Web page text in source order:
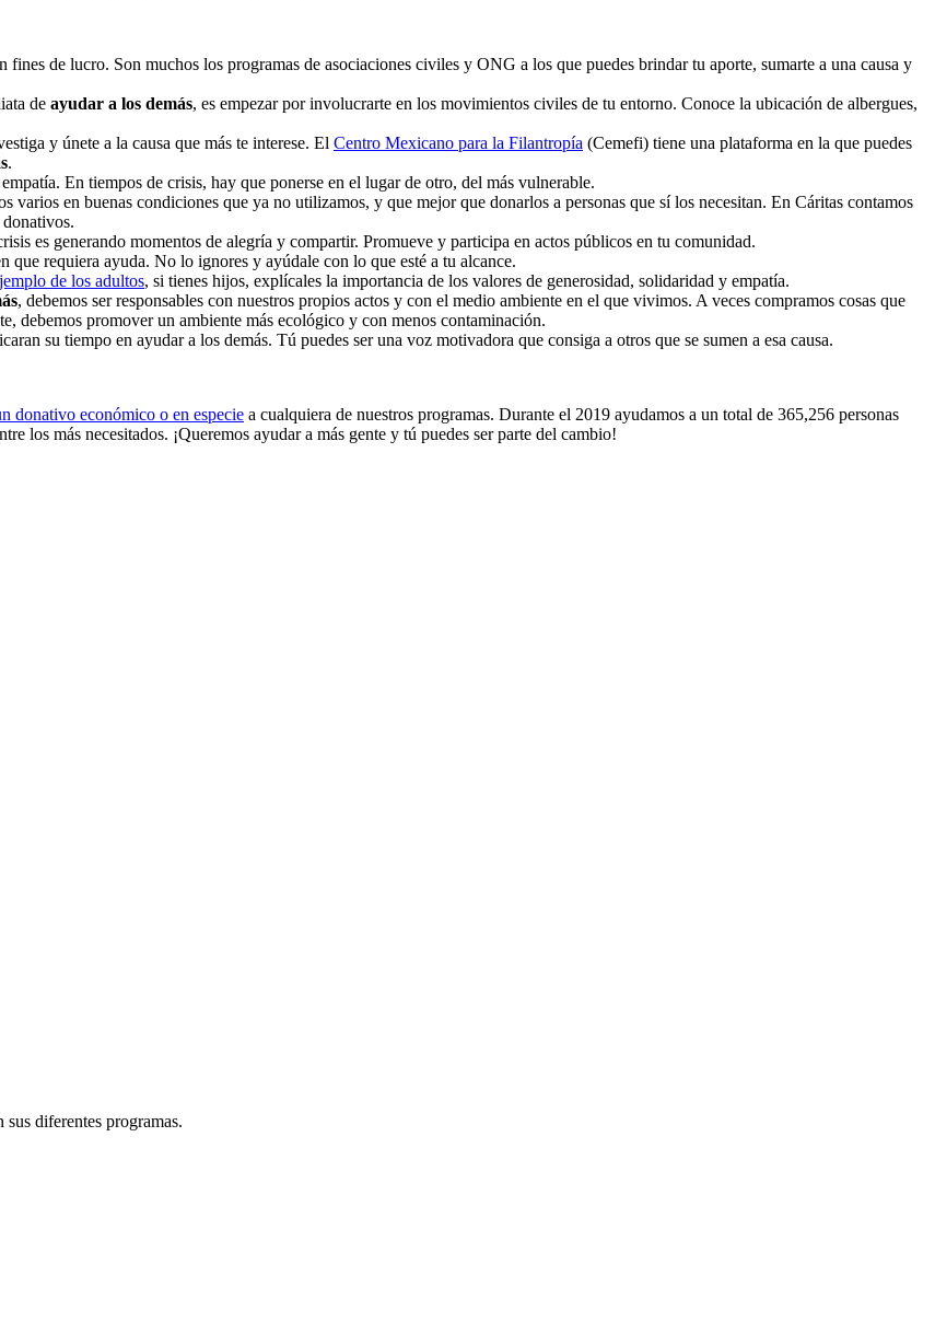
fines de lucro. Son muchos los programas de asociaciones civiles y ONG a los que puedes brindar tu aporte, sumarte a una causa y
de ayudar a los demás, es empezar por involucrarte en los movimientos civiles de tu entorno. Conoce la ubicación de albergues,
y únete a la causa que más te interese. El Centro Mexicano para la Filantropía (Cemefi) tiene una plataforma en la que puedes
.
En tiempos de crisis, hay que ponerse en el lugar de otro, del más vulnerable.
varios en buenas condiciones que ya no utilizamos, y que mejor que donarlos a personas que sí los necesitan. En Cáritas contamos
es generando momentos de alegría y compartir. Promueve y participa en actos públicos en tu comunidad.
que requiera ayuda. No lo ignores y ayúdale con lo que esté a tu alcance.
de los adultos, si tienes hijos, explícales la importancia de los valores de generosidad, solidaridad y empatía.
, debemos ser responsables con nuestros propios actos y con el medio ambiente en el que vivimos. A veces compramos cosas que
debemos promover un ambiente más ecológico y con menos contaminación.
su tiempo en ayudar a los demás. Tú puedes ser una voz motivadora que consiga a otros que se sumen a esa causa.
donativo económico o en especie a cualquiera de nuestros programas. Durante el 2019 ayudamos a un total de 365,256 personas
los más necesitados. ¡Queremos ayudar a más gente y tú puedes ser parte del cambio!
diferentes programas.